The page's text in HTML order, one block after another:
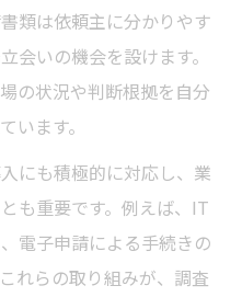
類は依頼主に分かりやす
会いの機会を設けます。
の状況や判断根拠を自分
います。
にも積極的に対応し、業
も重要です。例えば、IT
電子申請による手続きの
れらの取り組みが、調査